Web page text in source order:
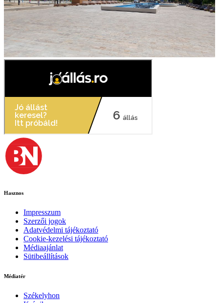
Hasznos
Impresszum
Szerzői jogok
Adatvédelmi tájékoztató
Cookie-kezelési tájékoztató
Médiaajánlat
Sütibeállítások
Médiatér
Székelyhon